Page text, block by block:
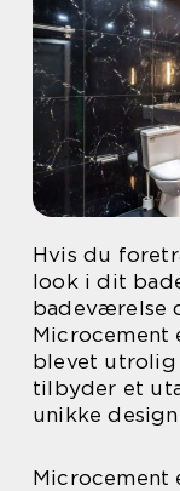
Hvis du
look i dit
badeværelse
Microcement
blevet utrolig
tilbyder et
unikke
Microcement